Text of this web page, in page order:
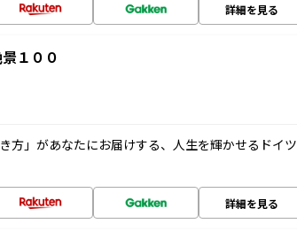
詳細を見る
１００
方」があなたにお届けする、人生を輝かせるドイツ
詳細を見る